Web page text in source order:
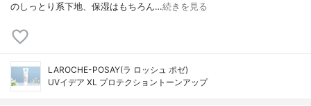
のしっとり系下地、保湿はもちろん…続きを見る
LAROCHE-POSAY(ラ ロッシュ ポゼ)
UVイデア XL プロテクショントーンアップ